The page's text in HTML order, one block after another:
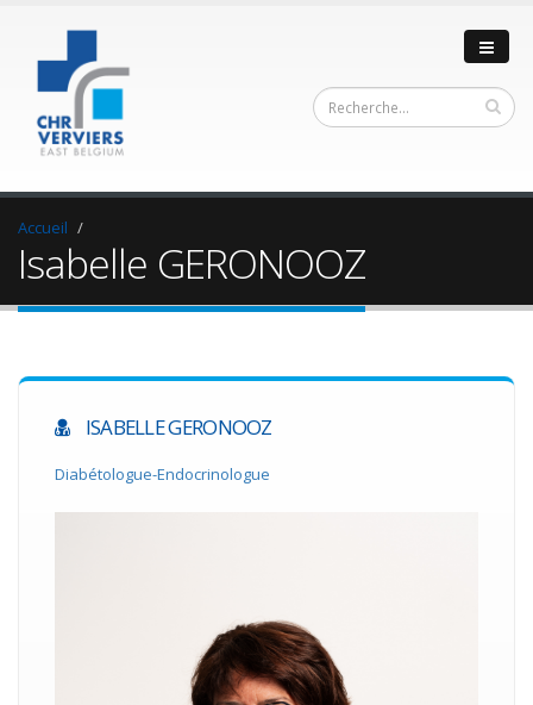
Accueil
Isabelle GERONOOZ
ISABELLE GERONOOZ
Diabétologue-Endocrinologue